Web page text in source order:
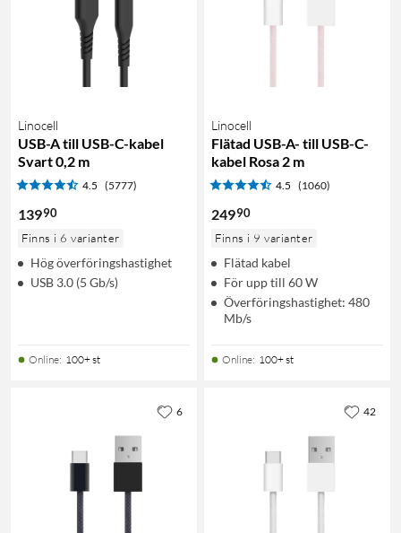
Linocell
USB-A till USB-C-kabel
Svart 0,2 m
4.5 (5777)
13990
Finns i 6 varianter
Hög överföringshastighet
USB 3.0 (5 Gb/s)
Online: 100+ st
Linocell
Flätad USB-A- till USB-C-
kabel Rosa 2 m
4.5 (1060)
24990
Finns i 9 varianter
Flätad kabel
För upp till 60 W
Överföringshastighet: 480
Mb/s
Online: 100+ st
6 42